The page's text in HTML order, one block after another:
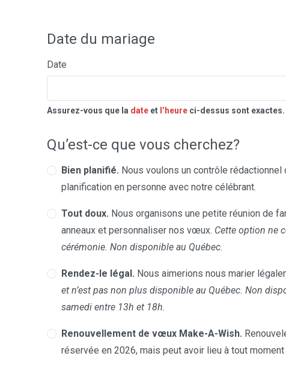
Date du mariage
Date
Assurez-vous que la date et l’heure ci-dessus sont exactes.
Qu’est-ce que vous cherchez?
Bien planifié. Nous voulons un contrôle
planification en personne avec notre célébrant.
Tout doux. Nous organisons une petite réunion de
anneaux et personnaliser nos vœux. Cette option ne
cérémonie. Non disponible au Québec.
Rendez-le légal. Nous aimerions nous marier
et n’est pas non plus disponible au Québec. Non
samedi entre 13h et 18h.
Renouvellement de vœux Make-A-Wish.
réservée en 2026, mais peut avoir lieu à tout